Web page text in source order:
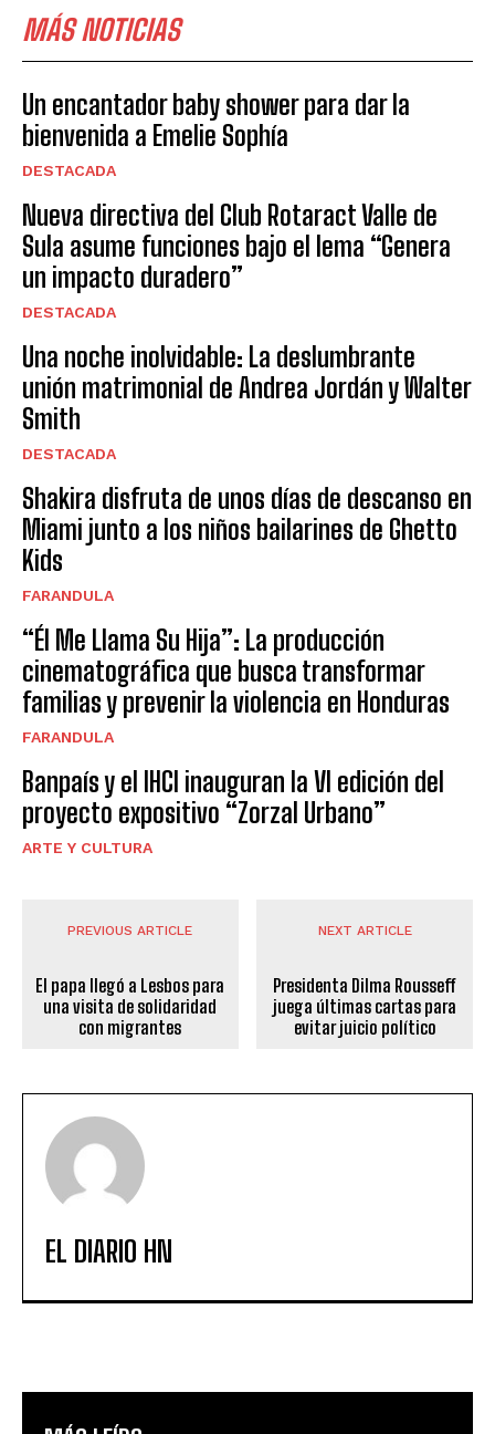
MÁS NOTICIAS
Un encantador baby shower para dar la
bienvenida a Emelie Sophía
DESTACADA
Nueva directiva del Club Rotaract Valle de
Sula asume funciones bajo el lema “Genera
un impacto duradero”
DESTACADA
Una noche inolvidable: La deslumbrante
unión matrimonial de Andrea Jordán y Walter
Smith
DESTACADA
Shakira disfruta de unos días de descanso en
Miami junto a los niños bailarines de Ghetto
Kids
FARANDULA
“Él Me Llama Su Hija”: La producción
cinematográfica que busca transformar
familias y prevenir la violencia en Honduras
FARANDULA
Banpaís y el IHCI inauguran la VI edición del
proyecto expositivo “Zorzal Urbano”
ARTE Y CULTURA
PREVIOUS ARTICLE
El papa llegó a Lesbos para
una visita de solidaridad
con migrantes
NEXT ARTICLE
Presidenta Dilma Rousseff
juega últimas cartas para
evitar juicio político
EL DIARIO HN